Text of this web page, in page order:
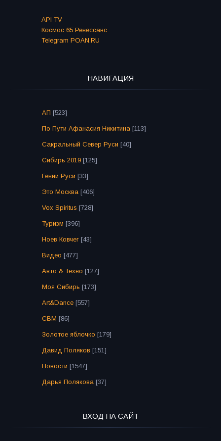
API TV
Космос 65 Ренессанс
Telegram POAN.RU
НАВИГАЦИЯ
АП [523]
По Пути Афанасия Никитина [113]
Сакральный Север Руси [40]
Сибирь 2019 [125]
Гении Руси [33]
Это Москва [406]
Vox Spiritus [728]
Туризм [396]
Ноев Ковчег [43]
Видео [477]
Авто & Техно [127]
Моя Сибирь [173]
Art&Dance [557]
СВМ [86]
Золотое яблочко [179]
Давид Поляков [151]
Новости [1547]
Дарья Полякова [37]
ВХОД НА САЙТ